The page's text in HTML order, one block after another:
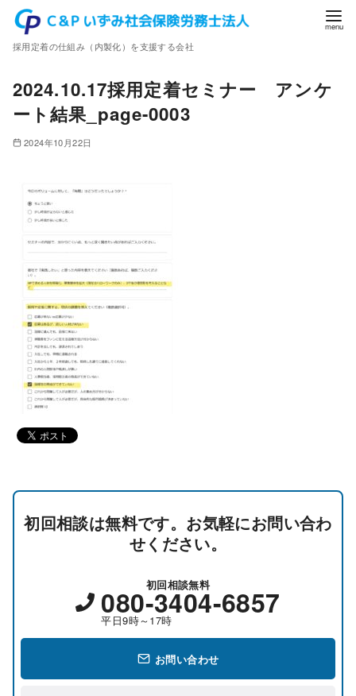
採用定着の仕組み（内製化）を支援する会社
2024.10.17採用定着セミナー アンケ
ート結果_page-0003
2024年10月22日
初回相談は無料です。お気軽にお問い合わ
せください。
初回相談無料
080-3404-6857
平日9時～17時
お問い合わせ